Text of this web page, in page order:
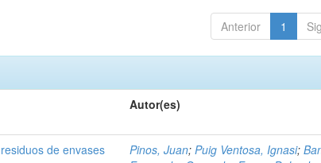
Anterior 1
Autor(es)
de envases
Pinos, Juan;Puig Ventosa, Ignasi;